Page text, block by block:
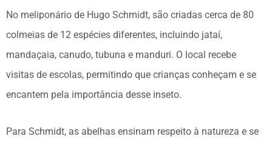
No meliponário de Hugo Schmidt, são criadas cerca de 80
colmeias de 12 espécies diferentes, incluindo jataí,
mandaçaia, canudo, tubuna e manduri. O local recebe
visitas de escolas, permitindo que crianças conheçam e se
encantem pela importância desse inseto.
Para Schmidt, as abelhas ensinam respeito à natureza e se